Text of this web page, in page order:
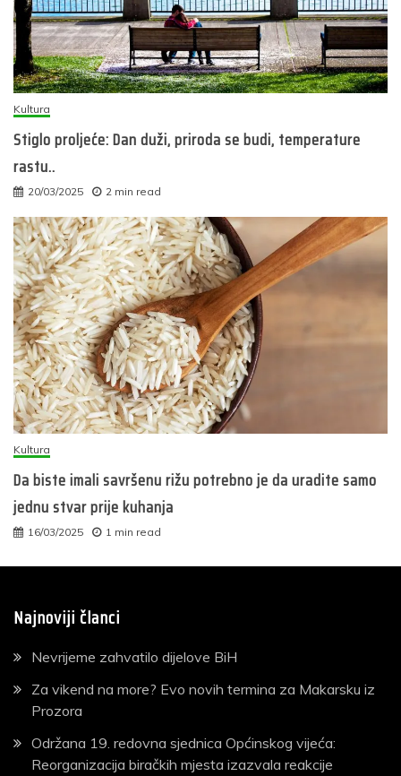
Kultura
Stiglo proljeće: Dan duži, priroda se budi, temperature
rastu..
20/03/2025 2 min read
Kultura
Da biste imali savršenu rižu potrebno je da uradite samo
jednu stvar prije kuhanja
16/03/2025 1 min read
Najnoviji članci
Nevrijeme zahvatilo dijelove BiH
Za vikend na more? Evo novih termina za Makarsku iz
Prozora
Održana 19. redovna sjednica Općinskog vijeća:
Reorganizacija biračkih mjesta izazvala reakcije